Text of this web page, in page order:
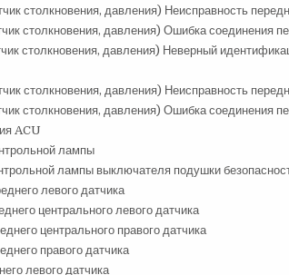
столкновения, давления) Неисправность
столкновения, давления) Ошибка соединения
столкновения, давления) Неверный
столкновения, давления) Неисправность
столкновения, давления) Ошибка соединения
ACU
лампы
лампы выключателя подушки
левого датчика
центрального левого датчика
центрального правого датчика
правого датчика
левого датчика